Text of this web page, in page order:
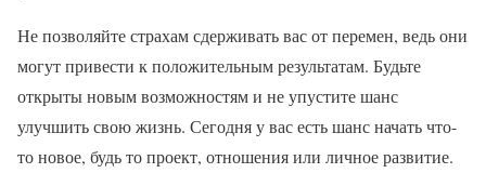
Не позволяйте страхам сдерживать вас от перемен, ведь они
могут привести к положительным результатам. Будьте
открыты новым возможностям и не упустите шанс
улучшить свою жизнь. Сегодня у вас есть шанс начать что-
то новое, будь то проект, отношения или личное развитие.